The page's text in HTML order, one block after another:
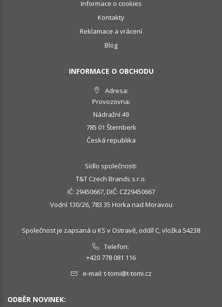
Informace o cookies
Kontakty
Reklamace a vrácení
Blog
INFORMACE O OBCHODU
Adresa:
Provozovna:
Nádražní 49
785 01 Šternberk
Česká republika
Sídlo společnosti:
T&T Czech Brands s.r.o.
IČ: 29450667, DIČ: CZ29450667
Vodní 130/26, 783 35 Horka nad Moravou
Společnost je zapsaná u KS v Ostravě, oddíl C, vložka 54238
Telefon:
+420 778 081 116
e-mail: t-tomi@t-tomi.cz
ODBĚR NOVINEK: